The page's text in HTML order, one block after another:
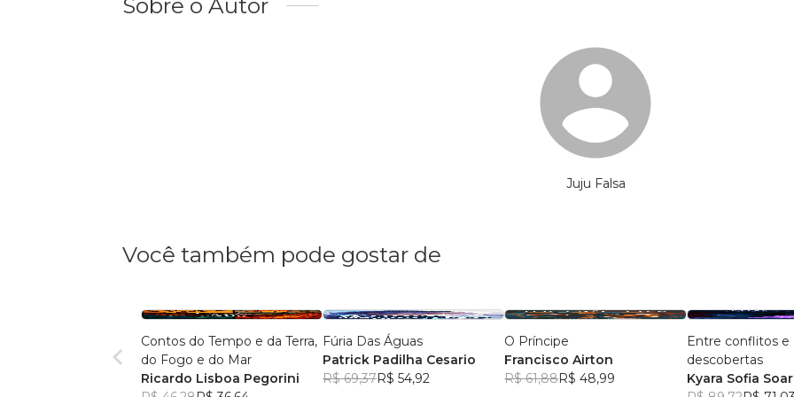
Juju Falsa
Você também pode gostar de
Contos do Tempo e da Terra,
do Fogo e do Mar
Ricardo Lisboa Pegorini
Fúria Das Águas
Patrick Padilha Cesario
R$ 69,37R$ 54,92
O Príncipe
Francisco Airton
R$ 61,88R$ 48,99
Entre conflitos e
descobertas
Kyara Sofia